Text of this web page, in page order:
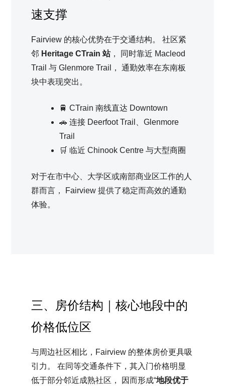
速支撑
Fairview 的核心优势在于交通结构。 社区紧
邻 Heritage CTrain 站， 同时靠近 Macleod
Trail 与 Glenmore Trail， 通勤效率在东南板
块中表现突出。
🚆 CTrain 南线直达 Downtown
🚗 连接 Deerfoot Trail、Glenmore
Trail
🛒 临近 Chinook Centre 与大型商圈
对于在市中心、大学区或南部商业区工作的人
群而言， Fairview 提供了稳定而高效的通勤
体验。
三、房价结构｜核心地段中的
价格低位区
与周边社区相比，Fairview 的整体房价更具吸
引力。 在同等交通条件下，其入门价格明显
低于部分邻近成熟社区， 因而形成“地段优于